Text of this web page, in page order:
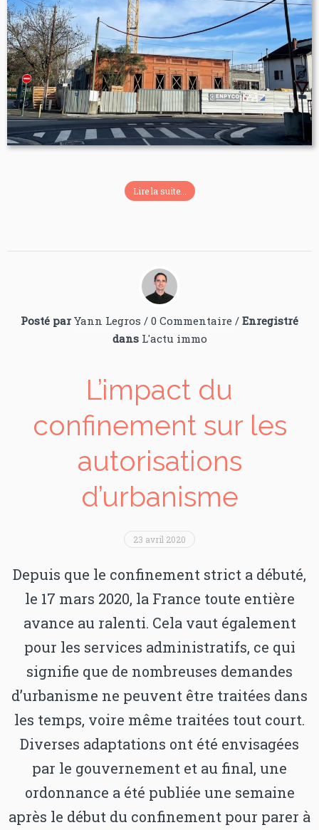
Lire la suite...
Posté par Yann Legros / 0 Commentaire / Enregistré
dans L'actu immo
L’impact du
confinement sur les
autorisations
d’urbanisme
23 avril 2020
Depuis que le confinement strict a débuté,
le 17 mars 2020, la France toute entière
avance au ralenti. Cela vaut également
pour les services administratifs, ce qui
signifie que de nombreuses demandes
d’urbanisme ne peuvent être traitées dans
les temps, voire même traitées tout court.
Diverses adaptations ont été envisagées
par le gouvernement et au final, une
ordonnance a été publiée une semaine
après le début du confinement pour parer à